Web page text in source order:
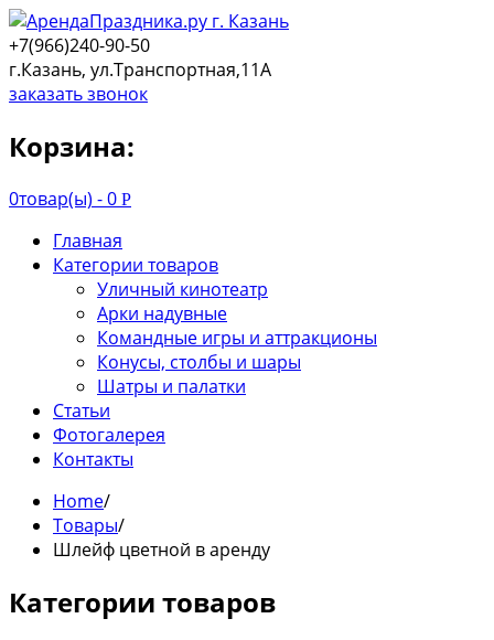
+7(966)240-90-50
г.Казань, ул.Транспортная,11А
заказать звонок
Корзина:
0товар(ы) -0 Р
Главная
Категории товаров
Уличный кинотеатр
Арки надувные
Командные игры и аттракционы
Конусы, столбы и шары
Шатры и палатки
Статьи
Фотогалерея
Контакты
Home/
Товары/
Шлейф цветной в аренду
Категории товаров